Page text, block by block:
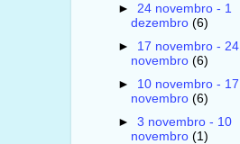
► 24 novembro - 1
dezembro (6)
► 17 novembro - 24
novembro (6)
► 10 novembro - 17
novembro (6)
► 3 novembro - 10
novembro (1)